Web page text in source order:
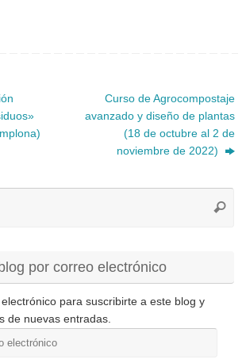
Curso de Agrocompostaje
avanzado y diseño de plantas
(18 de octubre al 2 de
noviembre de 2022)
por correo electrónico
para suscribirte a este blog y
de nuevas entradas.